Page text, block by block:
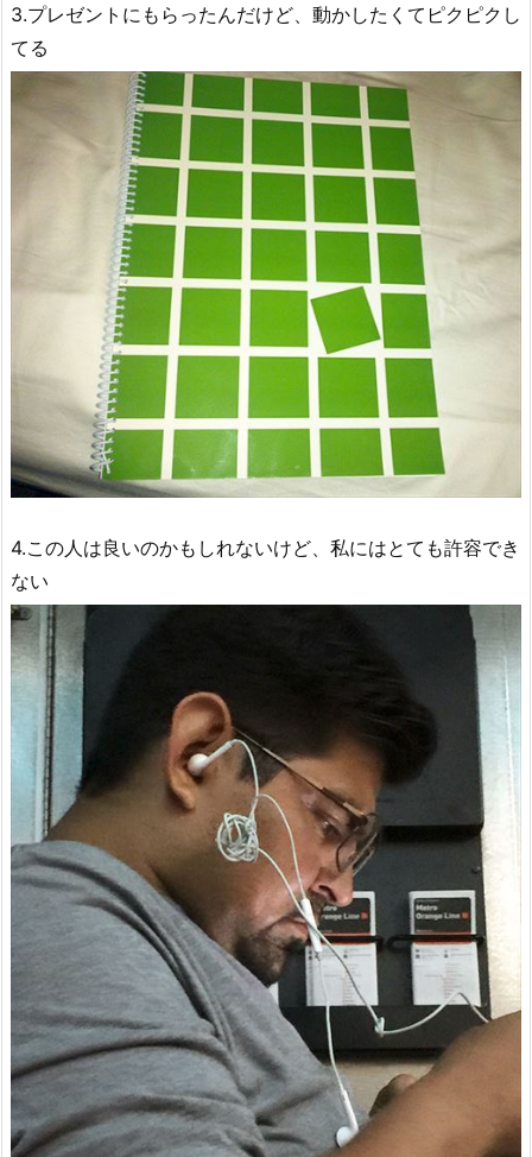
3.プレゼントにもらったんだけど、動かしたくてピクピクし
てる
4.この人は良いのかもしれないけど、私にはとても許容でき
ない